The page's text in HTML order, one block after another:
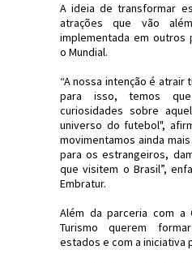
A ideia de transformar
atrações que vão
implementada em outros
o Mundial.
“A nossa intenção é
para isso, temos que
curiosidades sobre
universo do futebol",
movimentamos ainda
para os estrangeiros,
que visitem o Brasil”,
Embratur.
Além da parceria com a
Turismo querem
estados e com a iniciativa